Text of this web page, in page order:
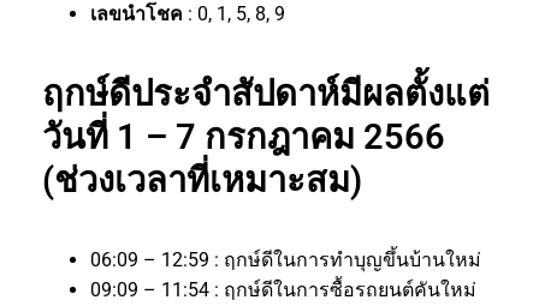
เลขนำโชค : 0, 1, 5, 8, 9
ฤกษ์ดีประจำสัปดาห์มีผลตั้งแต่
วันที่ 1 – 7 กรกฎาคม 2566
(ช่วงเวลาที่เหมาะสม)
06:09 – 12:59 : ฤกษ์ดีในการทำบุญขึ้นบ้านใหม่
09:09 – 11:54 : ฤกษ์ดีในการซื้อรถยนต์คันใหม่